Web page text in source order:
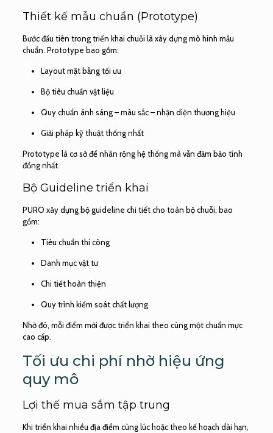
Thiết kế mẫu chuẩn (Prototype)
Bước đầu tiên trong triển khai chuỗi là xây dựng mô hình mẫu
chuẩn. Prototype bao gồm:
Layout mặt bằng tối ưu
Bộ tiêu chuẩn vật liệu
Quy chuẩn ánh sáng – màu sắc – nhận diện thương hiệu
Giải pháp kỹ thuật thống nhất
Prototype là cơ sở để nhân rộng hệ thống mà vẫn đảm bảo tính
đồng nhất.
Bộ Guideline triển khai
PURO xây dựng bộ guideline chi tiết cho toàn bộ chuỗi, bao
gồm:
Tiêu chuẩn thi công
Danh mục vật tư
Chi tiết hoàn thiện
Quy trình kiểm soát chất lượng
Nhờ đó, mỗi điểm mới được triển khai theo cùng một chuẩn mực
cao cấp.
Tối ưu chi phí nhờ hiệu ứng
quy mô
Lợi thế mua sắm tập trung
Khi triển khai nhiều địa điểm cùng lúc hoặc theo kế hoạch dài hạn,